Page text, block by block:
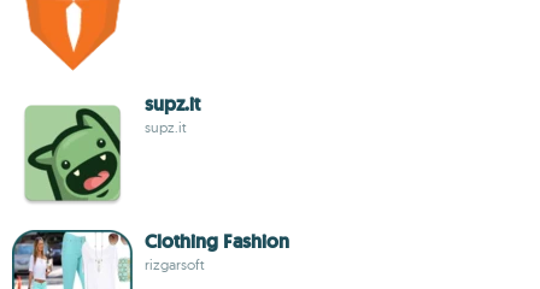
supz.it
supz.it
Clothing Fashion
rizgarsoft